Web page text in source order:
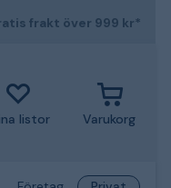
frakt över 999 kr*
listor Varukorg